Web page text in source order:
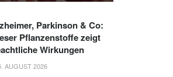
Parkinson & Co:
Pflanzenstoffe zeigt
Wirkungen
AUGUST 2026